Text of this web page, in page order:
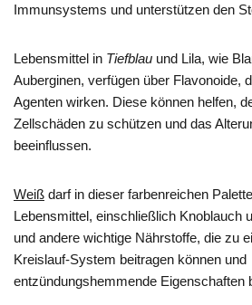
Immunsystems und unterstützen den
Lebensmittel in Tiefblau und Lila, wie
Auberginen, verfügen über Flavonoide,
Agenten wirken. Diese können helfen,
Zellschäden zu schützen und das
beeinflussen.
Weiß darf in dieser farbenreichen
Lebensmittel, einschließlich Knoblauch
und andere wichtige Nährstoffe, die zu
Kreislauf-System beitragen können und
entzündungshemmende Eigenschaften